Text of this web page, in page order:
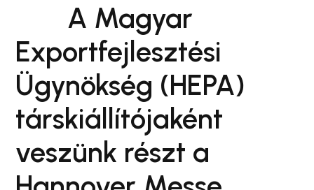
A Magyar
Exportfejlesztési
Ügynökség (HEPA)
társkiállítójaként
veszünk részt a